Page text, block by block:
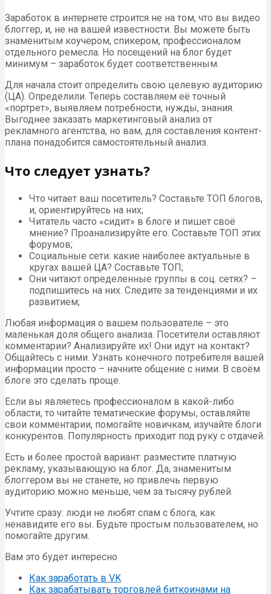
Заработок в интернете строится не на том, что вы видео
блоггер, и, не на вашей известности. Вы можете быть
знаменитым коучером, спикером, профессионалом
отдельного ремесла. Но посещений на блог будет
минимум – заработок будет соответственным.
Для начала стоит определить свою целевую аудиторию
(ЦА). Определили. Теперь составляем её точный
«портрет», выявляем потребности, нужды, знания.
Выгоднее заказать маркетинговый анализ от
рекламного агентства, но вам, для составления контент-
плана понадобится самостоятельный анализ.
Что следует узнать?
Что читает ваш посетитель? Составьте ТОП блогов,
и, ориентируйтесь на них;
Читатель часто «сидит» в блоге и пишет своё
мнение? Проанализируйте его. Составьте ТОП этих
форумов;
Социальные сети: какие наиболее актуальные в
кругах вашей ЦА? Составьте ТОП;
Они читают определенные группы в соц. сетях? –
подпишитесь на них. Следите за тенденциями и их
развитием;
Любая информация о вашем пользователе – это
маленькая доля общего анализа. Посетители оставляют
комментарии? Анализируйте их! Они идут на контакт?
Общайтесь с ними. Узнать конечного потребителя вашей
информации просто – начните общение с ними. В своём
блоге это сделать проще.
Если вы являетесь профессионалом в какой-либо
области, то читайте тематические форумы, оставляйте
свои комментарии, помогайте новичкам, изучайте блоги
конкурентов. Популярность приходит под руку с отдачей.
Есть и более простой вариант: разместите платную
рекламу, указывающую на блог. Да, знаменитым
блоггером вы не станете, но привлечь первую
аудиторию можно меньше, чем за тысячу рублей.
Учтите сразу: люди не любят спам с блога, как
ненавидите его вы. Будьте простым пользователем, но
помогайте другим.
Вам это будет интересно
Как заработать в VK
Как зарабатывать торговлей биткоинами на